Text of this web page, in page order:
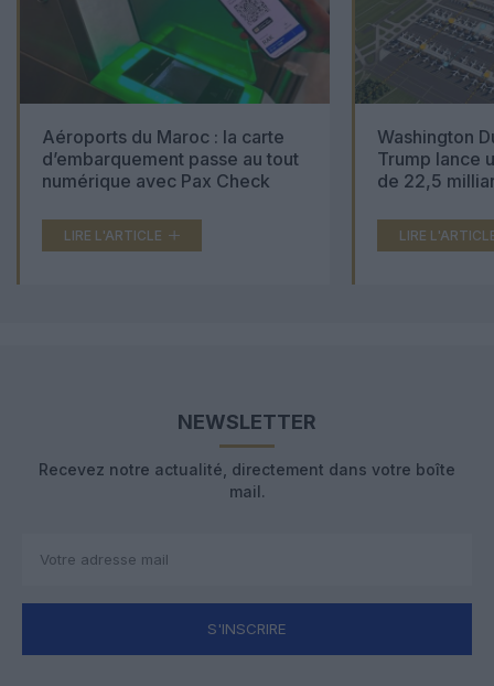
Aéroports du Maroc : la carte
d’embarquement passe au tout
numérique avec Pax Check
LIRE L'ARTICLE
Washington
Trump lance
de 22,5
LIRE
NEWSLETTER
Recevez notre actualité, directement dans votre boîte
mail.
S'INSCRIRE